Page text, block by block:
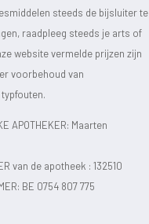
steeds de bijsluiter te
raadpleeg steeds je arts of
website vermelde prijzen zijn
voorbehoud van
APOTHEKER: Maarten
van de apotheek : 132510
BE 0754 807 775